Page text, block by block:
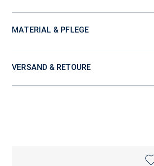
MATERIAL & PFLEGE
VERSAND & RETOURE